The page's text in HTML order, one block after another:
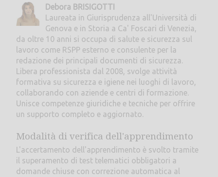
Debora BRISIGOTTI
Laureata in Giurisprudenza all'Università di
Genova e in Storia a Ca' Foscari di Venezia,
da oltre 10 anni si occupa di salute e sicurezza sul
lavoro come RSPP esterno e consulente per la
redazione dei principali documenti di sicurezza.
Libera professionista dal 2008, svolge attività
formativa su sicurezza e igiene nei luoghi di lavoro,
collaborando con aziende e centri di formazione.
Unisce competenze giuridiche e tecniche per offrire
un supporto completo e aggiornato.
Modalità di verifica dell'apprendimento
L'accertamento dell'apprendimento è svolto tramite
il superamento di test telematici obbligatori a
domande chiuse con correzione automatica al